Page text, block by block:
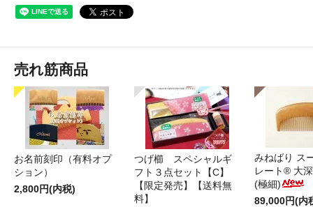
売れ筋商品
お名前刻印（有料オプ
ション）
2,800円(内税)
つげ櫛 スペシャルギ
フト３点セット【C】
【限定発売】【送料無
料】
みねばり ス
レート® 大
(極細)
89,000円(内